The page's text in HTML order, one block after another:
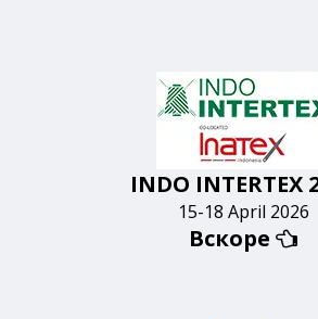
INDO INTERTEX
15-18 April 2026
Вскоре 